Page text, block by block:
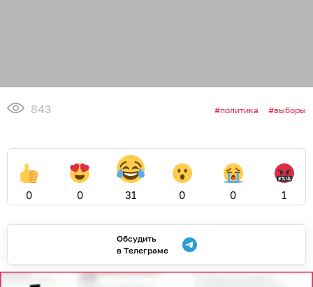
843 политика выборы
0 0 31 0 0 1
Обсудить
в Телеграме